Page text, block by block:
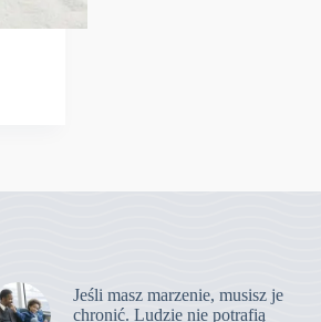
Jeśli masz marzenie, musisz je
chronić. Ludzie nie potrafią